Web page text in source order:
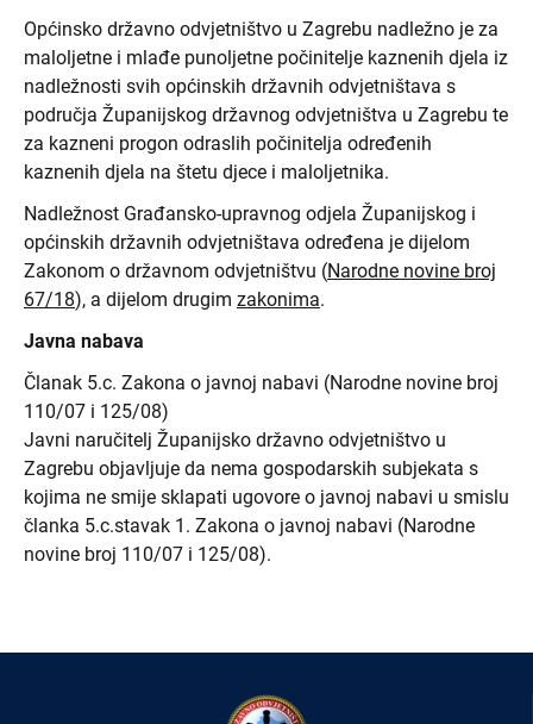
Općinsko državno odvjetništvo u Zagrebu nadležno je za
maloljetne i mlađe punoljetne počinitelje kaznenih djela iz
nadležnosti svih općinskih državnih odvjetništava s
područja Županijskog državnog odvjetništva u Zagrebu te
za kazneni progon odraslih počinitelja određenih
kaznenih djela na štetu djece i maloljetnika.
Nadležnost Građansko-upravnog odjela Županijskog i
općinskih državnih odvjetništava određena je dijelom
Zakonom o državnom odvjetništvu (Narodne novine broj
67/18), a dijelom drugim zakonima.
Javna nabava
Članak 5.c. Zakona o javnoj nabavi (Narodne novine broj
110/07 i 125/08)
Javni naručitelj Županijsko državno odvjetništvo u
Zagrebu objavljuje da nema gospodarskih subjekata s
kojima ne smije sklapati ugovore o javnoj nabavi u smislu
članka 5.c.stavak 1. Zakona o javnoj nabavi (Narodne
novine broj 110/07 i 125/08).